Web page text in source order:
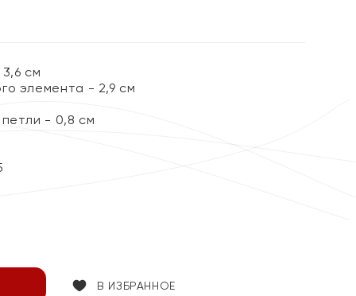
см
элемента - 2,9 см
- 0,8 см
В ИЗБРАННОЕ